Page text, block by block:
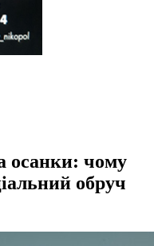
осанки: чому
обруч